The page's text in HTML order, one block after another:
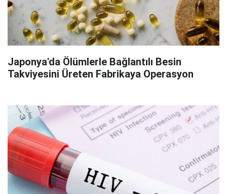
Japonya'da Ölümlerle Bağlantılı Besin
Takviyesini Üreten Fabrikaya Operasyon